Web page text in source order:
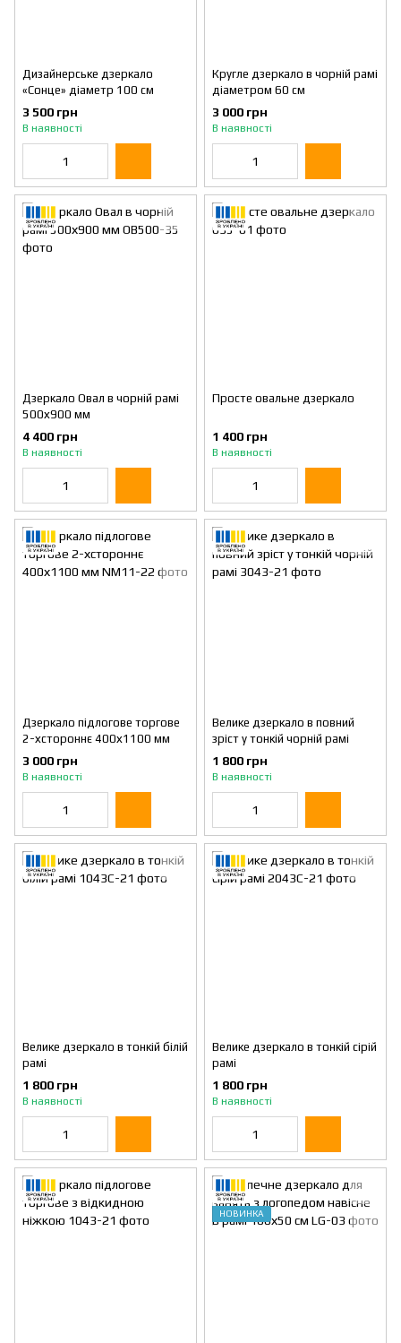
Дизайнерське дзеркало
«Сонце» діаметр 100 см
3 500 грн
В наявності
Кругле дзеркало в чорній рамі
діаметром 60 см
3 000 грн
В наявності
Дзеркало Овал в чорній рамі
500х900 мм
4 400 грн
В наявності
Просте овальне дзеркало
1 400 грн
В наявності
Дзеркало підлогове торгове
2-хстороннє 400х1100 мм
3 000 грн
В наявності
Велике дзеркало в повний
зріст у тонкій чорній рамі
1 800 грн
В наявності
Велике дзеркало в тонкій білій
рамі
1 800 грн
В наявності
Велике дзеркало в тонкій сірій
рамі
1 800 грн
В наявності
НОВИНКА